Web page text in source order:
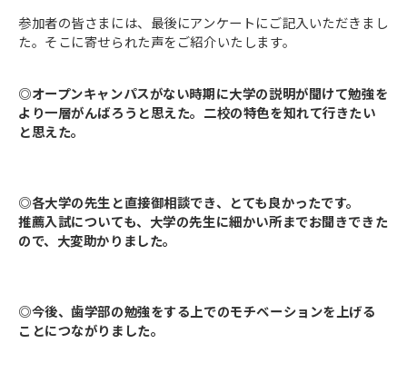
参加者の皆さまには、最後にアンケートにご記入いただきまし
た。そこに寄せられた声をご紹介いたします。
◎オープンキャンパスがない時期に大学の説明が聞けて勉強を
より一層がんばろうと思えた。二校の特色を知れて行きたい
と思えた。
◎各大学の先生と直接御相談でき、とても良かったです。
推薦入試についても、大学の先生に細かい所までお聞きできた
ので、大変助かりました。
◎今後、歯学部の勉強をする上でのモチベーションを上げる
ことにつながりました。